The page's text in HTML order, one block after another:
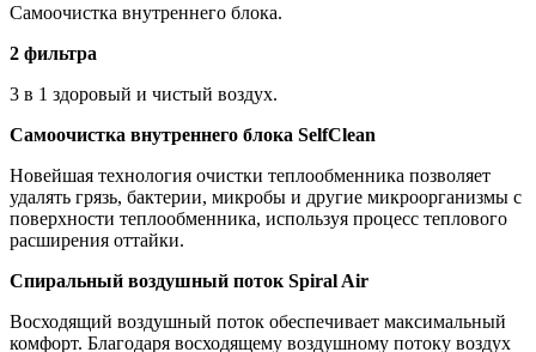
Самоочистка внутреннего блока.
2 фильтра
3 в 1 здоровый и чистый воздух.
Самоочистка внутреннего блока SelfClean
Новейшая технология очистки теплообменника позволяет
удалять грязь, бактерии, микробы и другие микроорганизмы c
поверхности теплообменника, используя процесс теплового
расширения оттайки.
Спиральный воздушный поток Spiral Air
Восходящий воздушный поток обеспечивает максимальный
комфорт. Благодаря восходящему воздушному потоку воздух